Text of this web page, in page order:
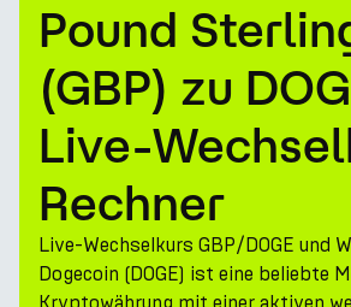
Märkte
Rechner
PARK Token
Ressourcen
Unternehmen
Pound
(GBP) zu
Live-
Rechner
Live-Wechselkurs GBP/DOGE und
Dogecoin (DOGE) ist eine beliebte